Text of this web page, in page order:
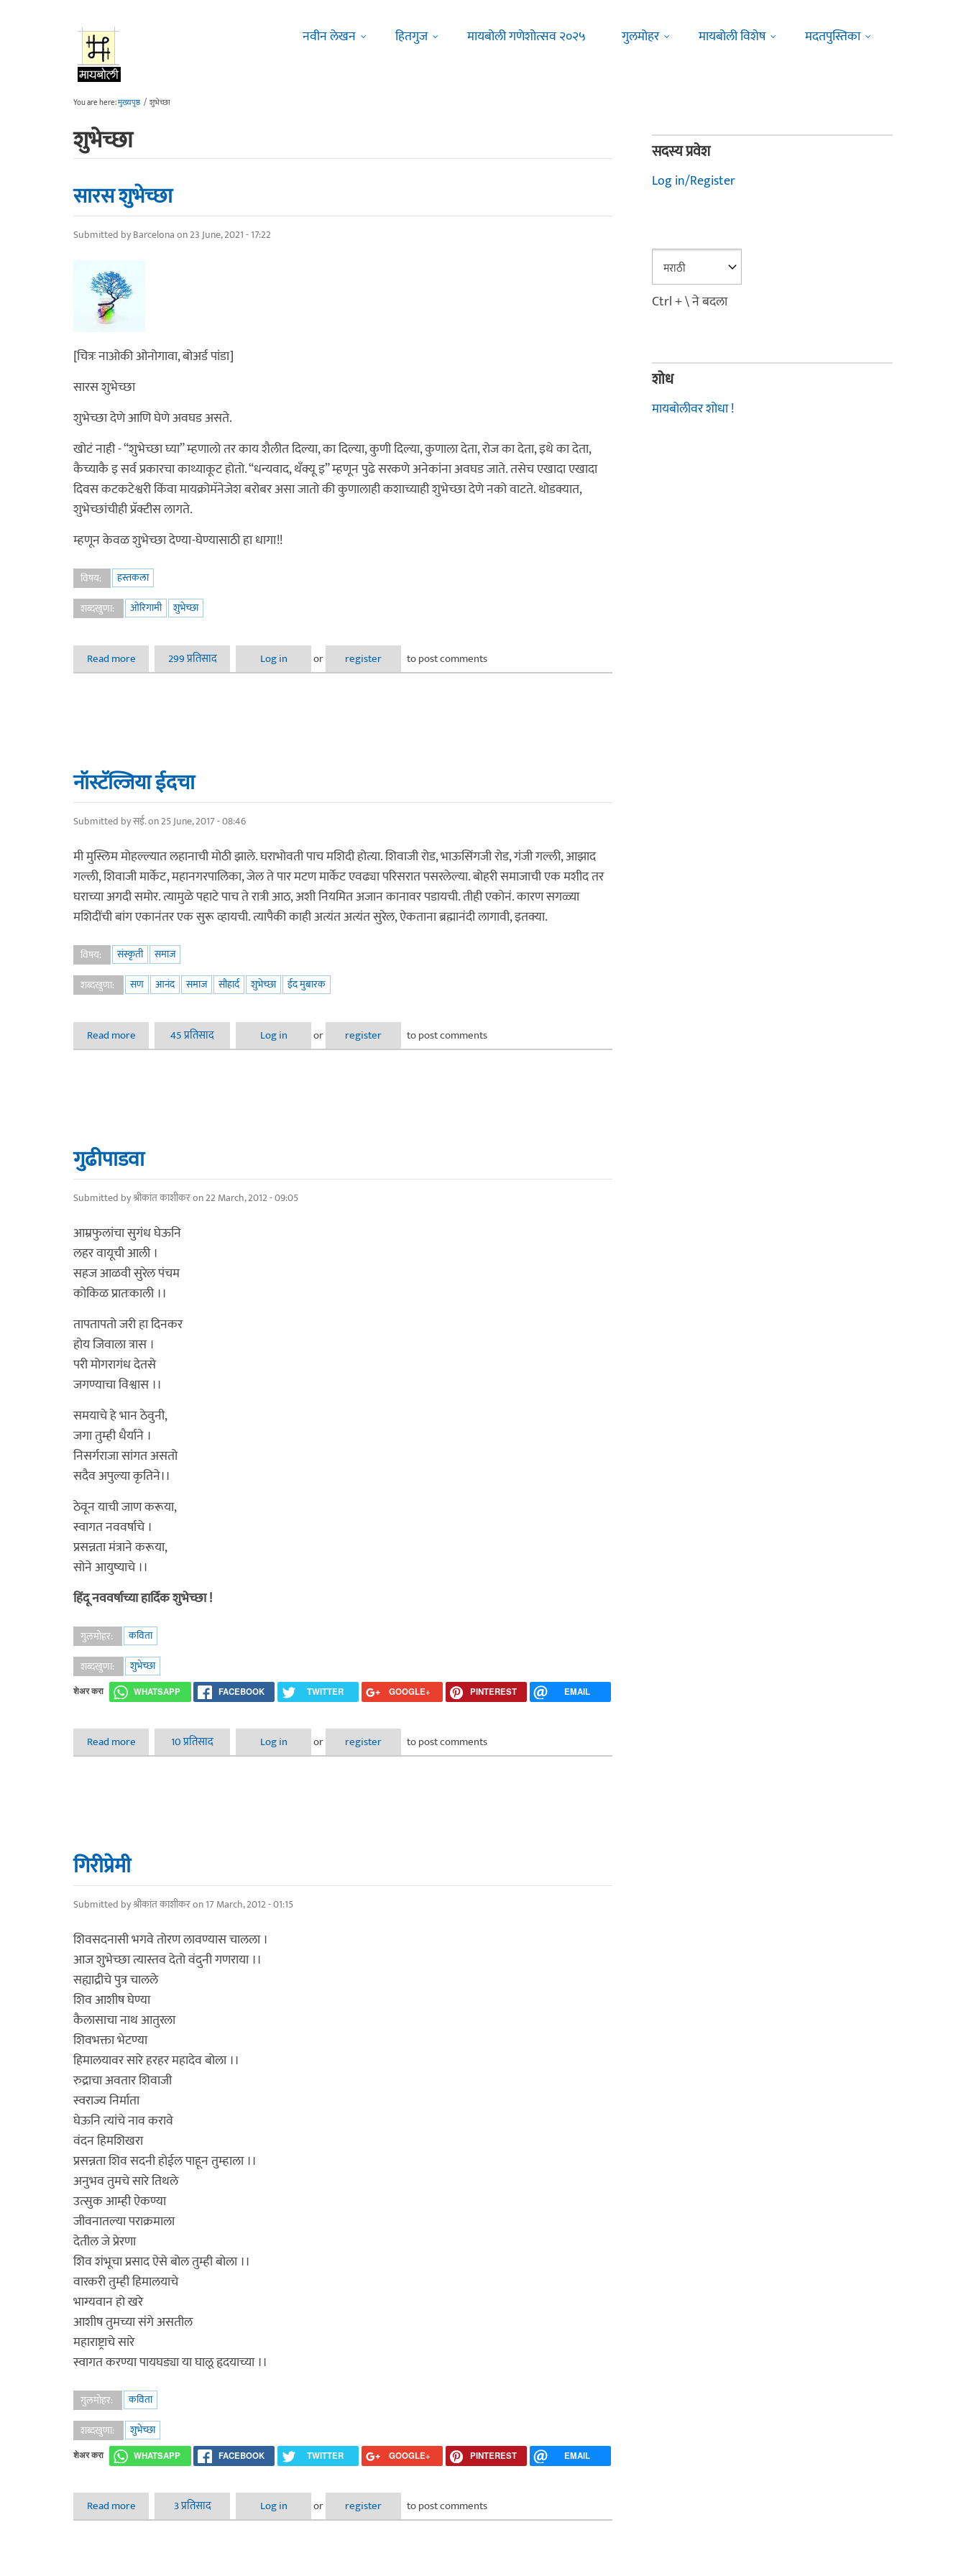
नवीन लेखन
हितगुज मायबोली गणेशोत्सव २०२५ गुलमोहर मायबोली विशेष मदतपुस्तिका
You are here:मुख्यपृष्ठ / शुभेच्छा
शुभेच्छा
सारस शुभेच्छा
Submitted byBarcelonaon 23 June, 2021 - 17:22
[चित्रः नाओकी ओनोगावा, बोअर्ड पांडा]
सारस शुभेच्छा
शुभेच्छा देणे आणि घेणे अवघड असते.
खोटं नाही - “शुभेच्छा घ्या” म्हणालो तर काय शैलीत दिल्या, का दिल्या, कुणी दिल्या, कुणाला देता, रोज का देता, इथे का देता,
कैच्याकै इ सर्व प्रकारचा काथ्याकूट होतो. “धन्यवाद, थँक्यू इ” म्हणून पुढे सरकणे अनेकांना अवघड जाते. तसेच एखादा एखादा
दिवस कटकटेश्वरी किंवा मायक्रोमॅनेजेश बरोबर असा जातो की कुणालाही कशाच्याही शुभेच्छा देणे नको वाटते. थोडक्यात,
शुभेच्छांचीही प्रॅक्टीस लागते.
म्हणून केवळ शुभेच्छा देण्या-घेण्यासाठी हा धागा!!
विषय:
हस्तकला
शब्दखुणा:
ओरिगामी शुभेच्छा
Read more about सारस शुभेच्छा
299 प्रतिसाद Log in or register to post comments
नॉस्टॅल्जिया ईदचा
Submitted byसई.on 25 June, 2017 - 08:46
मी मुस्लिम मोहल्ल्यात लहानाची मोठी झाले. घराभोवती पाच मशिदी होत्या. शिवाजी रोड, भाऊसिंगजी रोड, गंजी गल्ली, आझाद
गल्ली, शिवाजी मार्केट, महानगरपालिका, जेल ते पार मटण मार्केट एवढ्या परिसरात पसरलेल्या. बोहरी समाजाची एक मशीद तर
घराच्या अगदी समोर. त्यामुळे पहाटे पाच ते रात्री आठ, अशी नियमित अजान कानावर पडायची. तीही एकोनं. कारण सगळ्या
मशिदींची बांग एकानंतर एक सुरू व्हायची. त्यापैकी काही अत्यंत अत्यंत सुरेल, ऐकताना ब्रह्मानंदी लागावी, इतक्या.
विषय: संस्कृती
समाज
शब्दखुणा:
सण आनंद समाज सौहार्द शुभेच्छा ईद मुबारक
Read more about नॉस्टॅल्जिया ईदचा
45 प्रतिसाद Log in or register to post comments
गुढीपाडवा
Submitted byश्रीकांत काशीकरon 22 March, 2012 - 09:05
आम्रफुलांचा सुगंध घेऊनि
लहर वायूची आली ।
सहज आळवी सुरेल पंचम
कोकिळ प्रातःकाली ।।
तापतापतो जरी हा दिनकर
होय जिवाला त्रास ।
परी मोगरागंध देतसे
जगण्याचा विश्वास ।।
समयाचे हे भान ठेवुनी,
जगा तुम्ही धैर्याने ।
निसर्गराजा सांगत असतो
सदैव अपुल्या कृतिने।।
ठेवून याची जाण करूया,
स्वागत नववर्षाचे ।
प्रसन्नता मंत्राने करूया,
सोने आयुष्याचे ।।
हिंदू नववर्षाच्या हार्दिक शुभेच्छा !
गुलमोहर:
कविता
शब्दखुणा:
शुभेच्छा
शेअर करा WHATSAPP FACEBOOK TWITTER GOOGLE+ PINTEREST EMAIL
Read more about गुढीपाडवा
10 प्रतिसाद Log in or register to post comments
गिरीप्रेमी
Submitted byश्रीकांत काशीकरon 17 March, 2012 - 01:15
शिवसदनासी भगवे तोरण लावण्यास चालला ।
आज शुभेच्छा त्यास्तव देतो वंदुनी गणराया ।।
सह्याद्रीचे पुत्र चालले
शिव आशीष घेण्या
कैलासाचा नाथ आतुरला
शिवभक्ता भेटण्या
हिमालयावर सारे हरहर महादेव बोला ।।
रुद्राचा अवतार शिवाजी
स्वराज्य निर्माता
घेऊनि त्यांचे नाव करावे
वंदन हिमशिखरा
प्रसन्नता शिव सदनी होईल पाहून तुम्हाला ।।
अनुभव तुमचे सारे तिथले
उत्सुक आम्ही ऐकण्या
जीवनातल्या पराक्रमाला
देतील जे प्रेरणा
शिव शंभूचा प्रसाद ऐसे बोल तुम्ही बोला ।।
वारकरी तुम्ही हिमालयाचे
भाग्यवान हो खरे
आशीष तुमच्या संगे असतील
महाराष्ट्राचे सारे
स्वागत करण्या पायघड्या या घालू हृदयाच्या ।।
गुलमोहर:
कविता
शब्दखुणा:
शुभेच्छा
शेअर करा WHATSAPP FACEBOOK TWITTER GOOGLE+ PINTEREST EMAIL
Read more about गिरीप्रेमी3 प्रतिसाद Log in or register to post comments
सदस्य प्रवेश
Log in/Register
Ctrl + \ ने बदला
शोध
मायबोलीवर शोधा !